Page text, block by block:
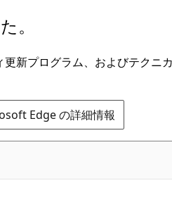
。
新プログラム、およびテクニ
Edge の詳細情報